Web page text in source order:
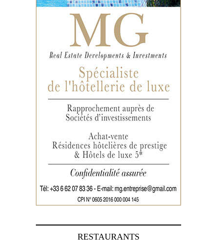
RESTAURANTS